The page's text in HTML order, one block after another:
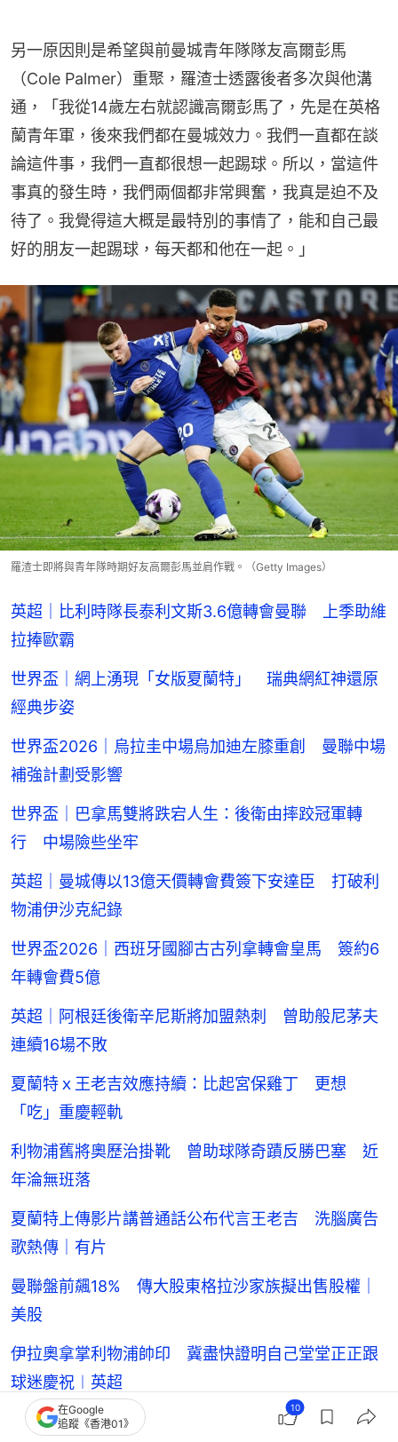
另一原因則是希望與前曼城青年隊隊友高爾彭馬
（Cole Palmer）重聚，羅渣士透露後者多次與他溝
通，「我從14歲左右就認識高爾彭馬了，先是在英格
蘭青年軍，後來我們都在曼城效力。我們一直都在談
論這件事，我們一直都很想一起踢球。所以，當這件
事真的發生時，我們兩個都非常興奮，我真是迫不及
待了。我覺得這大概是最特別的事情了，能和自己最
好的朋友一起踢球，每天都和他在一起。」
羅渣士即將與青年隊時期好友高爾彭馬並肩作戰。（Getty Images）
英超｜比利時隊長泰利文斯3.6億轉會曼聯 上季助維
拉捧歐霸
世界盃｜網上湧現「女版夏蘭特」 瑞典網紅神還原
經典步姿
世界盃2026｜烏拉圭中場烏加迪左膝重創 曼聯中場
補強計劃受影響
世界盃｜巴拿馬雙將跌宕人生：後衛由摔跤冠軍轉
行 中場險些坐牢
英超｜曼城傳以13億天價轉會費簽下安達臣 打破利
物浦伊沙克紀錄
世界盃2026｜西班牙國腳古古列拿轉會皇馬 簽約6
年轉會費5億
英超｜阿根廷後衛辛尼斯將加盟熱刺 曾助般尼茅夫
連續16場不敗
夏蘭特ｘ王老吉效應持續：比起宮保雞丁 更想
「吃」重慶輕軌
利物浦舊將奧歷治掛靴 曾助球隊奇蹟反勝巴塞 近
年淪無班落
夏蘭特上傳影片講普通話公布代言王老吉 洗腦廣告
歌熱傳｜有片
曼聯盤前飆18% 傳大股東格拉沙家族擬出售股權｜
美股
伊拉奧拿掌利物浦帥印 冀盡快證明自己堂堂正正跟
球迷慶祝︱英超
在Google
追蹤《香港01》
10